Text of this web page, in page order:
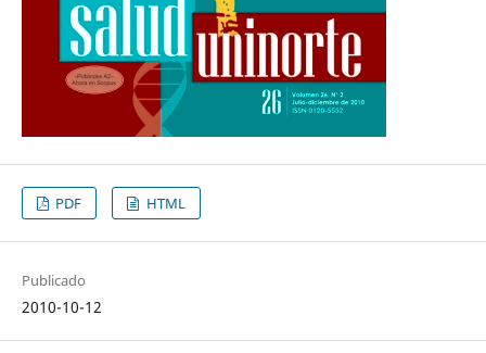
PDF HTML
Publicado
2010-10-12